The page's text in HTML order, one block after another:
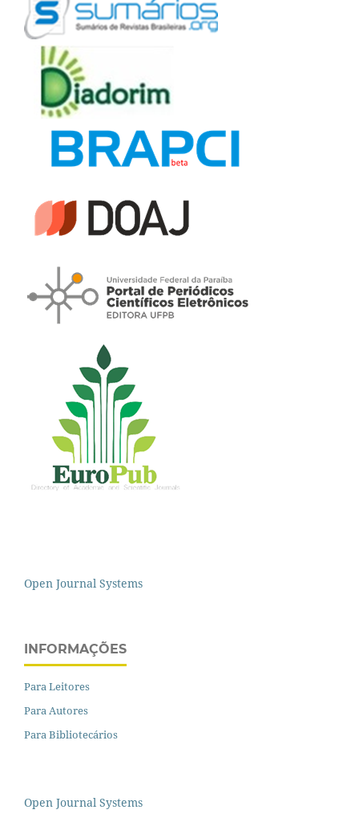
Open Journal Systems
INFORMAÇÕES
Para Leitores
Para Autores
Para Bibliotecários
Open Journal Systems